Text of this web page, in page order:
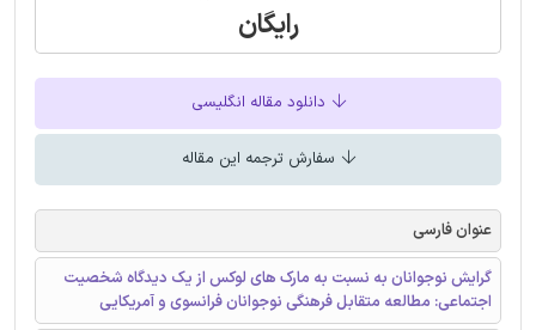
رایگان
دانلود مقاله انگلیسی
سفارش ترجمه این مقاله
عنوان فارسی
گرایش نوجوانان به نسبت به مارک های لوکس از یک دیدگاه شخصیت
اجتماعی: مطالعه متقابل فرهنگی نوجوانان فرانسوی و آمریکایی